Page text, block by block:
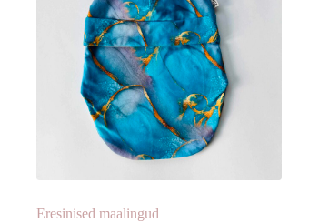
Eresinised maalingud